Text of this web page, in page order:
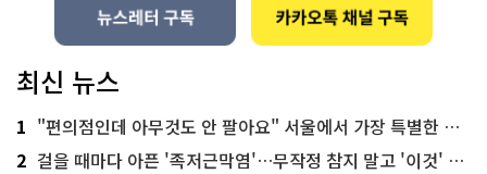
최신 뉴스
1 "편의점인데 아무것도 안 팔아요" 서울에서 가장 특별한 편의점의 정체
2 걸을 때마다 아픈 '족저근막염'…무작정 참지 말고 '이것' 해보세요!